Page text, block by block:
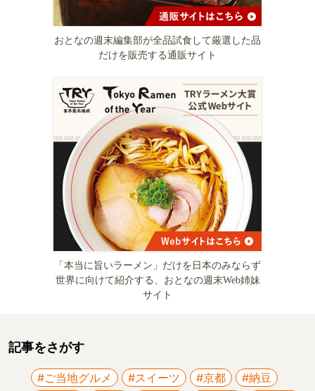
おとなの週末編集部が全品試食して厳選した品
だけを販売する通販サイト
「本当に旨いラーメン」だけを日本のみならず
世界に向けて紹介する、おとなの週末Web姉妹
サイト
記事をさがす
#ご当地グルメ #スイーツ #京都
#納豆